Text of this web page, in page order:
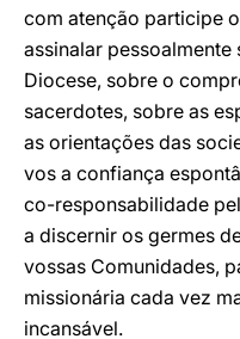
com atenção participe
assinalar
Diocese, sobre o
sacerdotes, sobre as
as orientações das
vos a confiança
co-responsabilidade
a discernir os germes
vossas Comunidades,
missionária cada vez
incansável.